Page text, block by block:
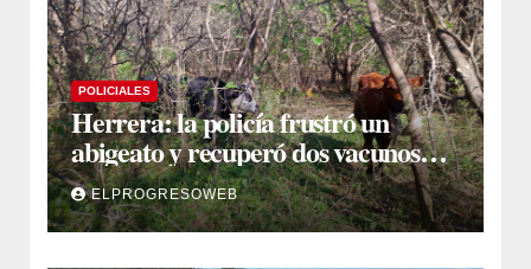
POLICIALES
Herrera: la policía frustró un
abigeato y recuperó dos vacunos
ocultos en una zona montuosa
ELPROGRESOWEB